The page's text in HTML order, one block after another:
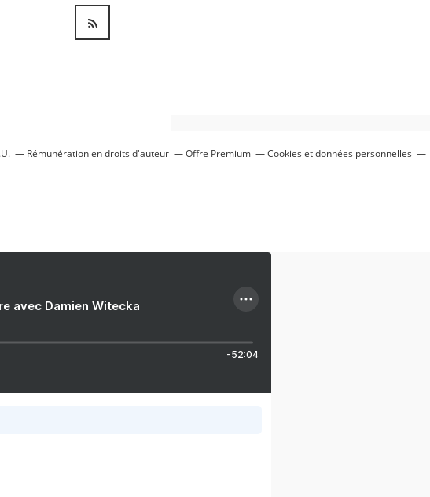
Rémunération en droits d'auteur Offre Premium
Cookies et données personnelles
avec Damien Witecka
-52:04